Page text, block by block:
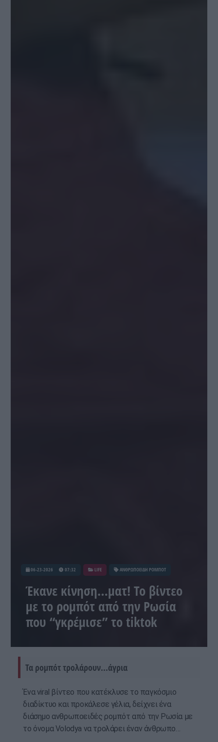
06-23-2026 07:32 LIFE ΑΝΘΡΩΠΟΕΙΔΗ ΡΟΜΠΟΤ
Έκανε κίνηση…ματ! Το βίντεο
με το ρομπότ από την Ρωσία
που “γκρέμισε” το tiktok
Τα ρομπότ τρολάρουν...άγρια
Ένα viral βίντεο που κατέκλυσε το παγκόσμιο
διαδίκτυο και προκάλεσε γέλια, δείχνει ένα
διάσημο ανθρωποειδές ρομπότ από την Ρωσία με
το όνομα Volodya να τρολάρει έναν άνθρωπο…